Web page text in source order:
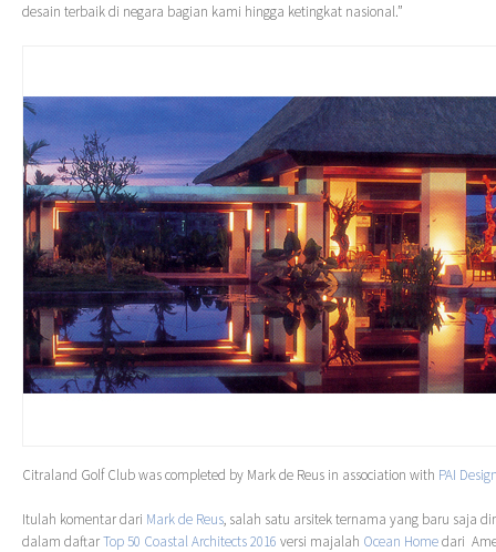
desain terbaik di negara bagian kami hingga ketingkat nasional.”
Citraland Golf Club was completed by Mark de Reus in association with PAI
Itulah komentar dari Mark de Reus, salah satu arsitek ternama yang baru saja
dalam daftarTop 50 Coastal Architects 2016 versi majalah Ocean Homedari